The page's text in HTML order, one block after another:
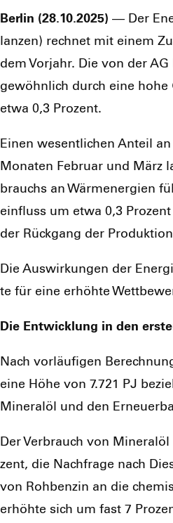
Ber­lin (28.10.2025) — Der
lan­zen) rech­net mit einem
dem Vor­jahr. Die von der
gewöhn­lich durch eine hohe
etwa 0,3 Pro­zent.
Einen wesent­li­chen Anteil
Mona­ten Febru­ar und März
brauchs an Wär­m­ener­gien
ein­fluss um etwa 0,3
der Rück­gang der
Die Aus­wir­kun­gen der
te für eine erhöh­te
Die Ent­wick­lung in den
Nach vor­läu­fi­gen
eine Höhe von 7.721 PJ
Mine­ral­öl und den
Der Ver­brauch von
zent, die Nach­fra­ge nach
von Roh­ben­zin an die
erhöh­te sich um fast 7